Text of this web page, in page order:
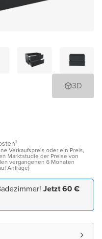
3D
Verkaufspreis oder ein Preis,
Marktstudie der Preise von
vergangenen 6 Monaten
Anfrage)
Jetzt 60 €